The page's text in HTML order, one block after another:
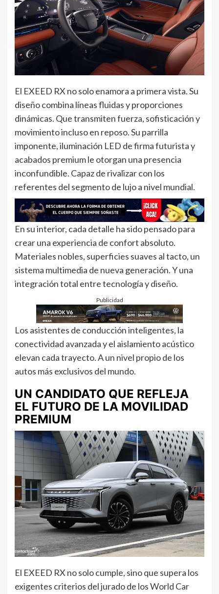
El EXEED RX no solo enamora a primera vista. Su
diseño combina líneas fluidas y proporciones
dinámicas. Que transmiten fuerza, sofisticación y
movimiento incluso en reposo. Su parrilla
imponente, iluminación LED de firma futurista y
acabados premium le otorgan una presencia
inconfundible. Capaz de rivalizar con los
referentes del segmento de lujo a nivel mundial.
En su interior, cada detalle ha sido pensado para
crear una experiencia de confort absoluto.
Materiales nobles, superficies suaves al tacto, un
sistema multimedia de nueva generación. Y una
integración total entre tecnología y diseño.
Publicidad
Los asistentes de conducción inteligentes, la
conectividad avanzada y el aislamiento acústico
elevan cada trayecto. A un nivel propio de los
autos más exclusivos del mundo.
UN CANDIDATO QUE REFLEJA
EL FUTURO DE LA MOVILIDAD
PREMIUM
El EXEED RX no solo cumple, sino que supera los
exigentes criterios del jurado de los World Car